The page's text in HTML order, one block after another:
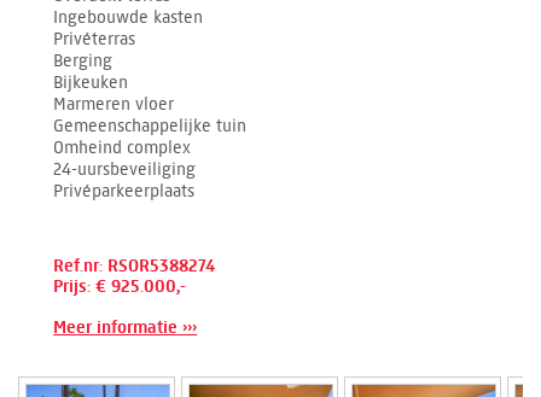
Ingebouwde kasten
Privéterras
Berging
Bijkeuken
Marmeren vloer
Gemeenschappelijke tuin
Omheind complex
24-uursbeveiliging
Privéparkeerplaats
Ref.nr: RSOR5388274
Prijs: € 925.000,-
Meer informatie ›››